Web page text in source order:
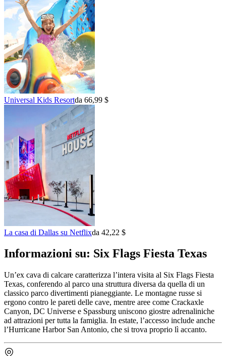
Universal Kids Resortda 66,99 $
La casa di Dallas su Netflixda 42,22 $
Informazioni su: Six Flags Fiesta Texas
Un’ex cava di calcare caratterizza l’intera visita al Six Flags Fiesta
Texas, conferendo al parco una struttura diversa da quella di un
classico parco divertimenti pianeggiante. Le montagne russe si
ergono contro le pareti delle cave, mentre aree come Crackaxle
Canyon, DC Universe e Spassburg uniscono giostre adrenaliniche
ad attrazioni per tutta la famiglia. In estate, l’accesso include anche
l’Hurricane Harbor San Antonio, che si trova proprio lì accanto.